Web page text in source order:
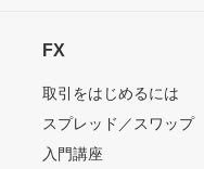
FX
取引をはじめるには
スプレッド／スワップ
入門講座